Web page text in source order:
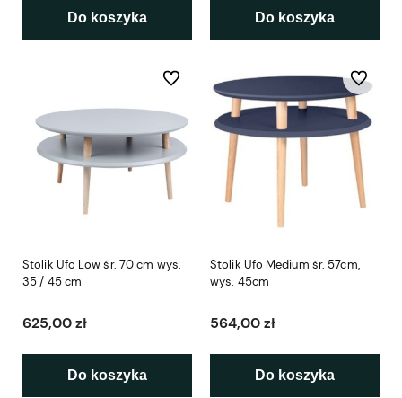
Do koszyka Do koszyka
Stolik Ufo Low śr. 70 cm wys.
35 / 45 cm
625,00 zł
Do koszyka
Do ulubionych
Stolik Ufo Medium śr. 57cm,
wys. 45cm
564,00 zł
Do koszyka
Do